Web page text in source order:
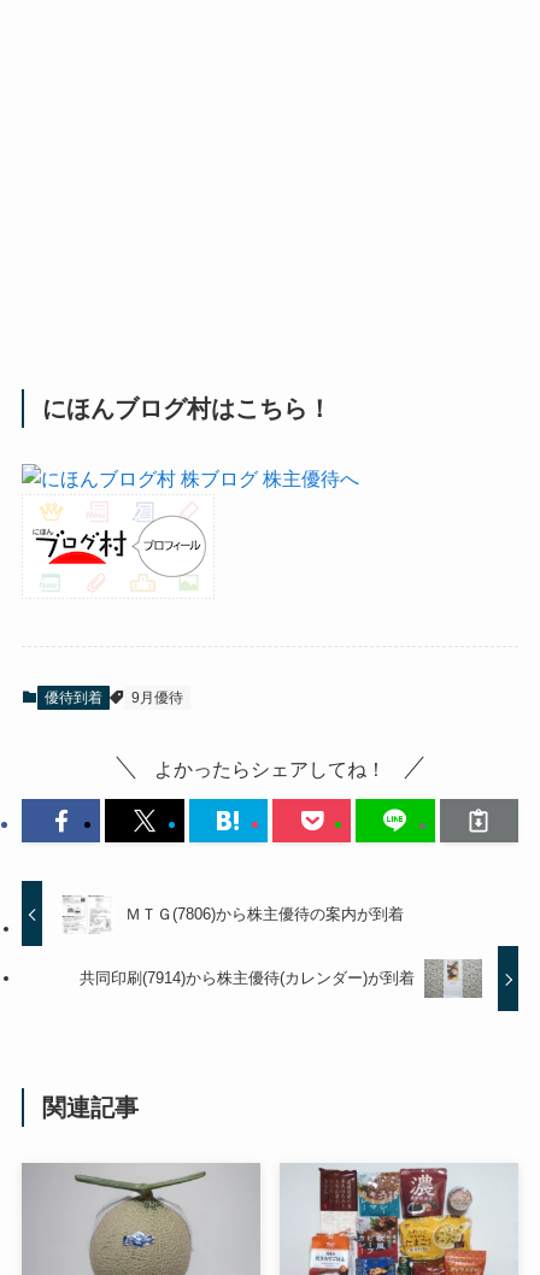
にほんブログ村はこちら！
優待到着 9月優待
よかったらシェアしてね！
ＭＴＧ(7806)から株主優待の案内が到着
共同印刷(7914)から株主優待(カレンダー)が到着
関連記事